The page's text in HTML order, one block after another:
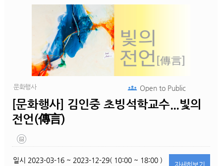
문화행사
[문화행사] 김인중 초빙석학교수...빛의
전언(傳言)
Open toPublic
일시 2023-03-16 ~ 2023-12-29( 10:00 ~ 18:00 )